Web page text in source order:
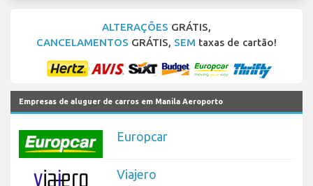
ALTERAÇÕES GRÁTIS,
CANCELAMENTOS GRÁTIS, SEM taxas de cartão!
Empresas de aluguer de carros em Manila Aeroporto
Europcar
Viajero